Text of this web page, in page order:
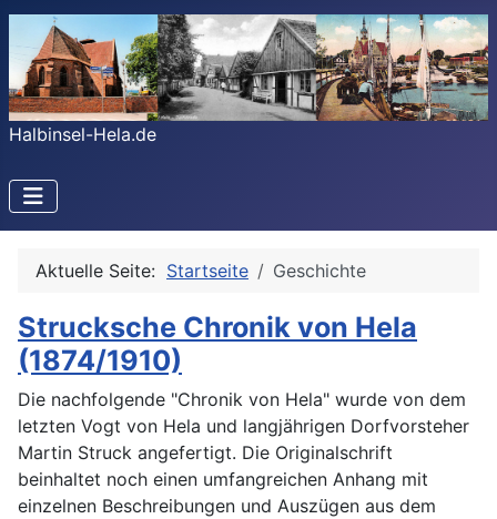
Halbinsel-Hela.de
Aktuelle Seite: Startseite Geschichte
Strucksche Chronik von Hela
(1874/1910)
Die nachfolgende "Chronik von Hela" wurde von dem
letzten Vogt von Hela und langjährigen Dorfvorsteher
Martin Struck angefertigt. Die Originalschrift
beinhaltet noch einen umfangreichen Anhang mit
einzelnen Beschreibungen und Auszügen aus dem